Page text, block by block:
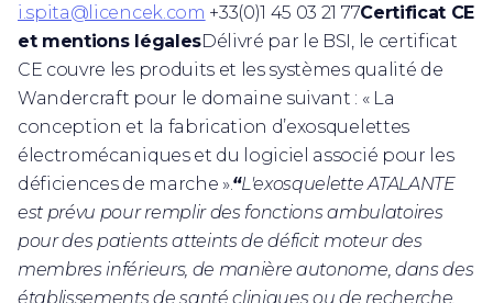
i.spita@licencek.com +33(0)1 45 03 21 77Certificat CE
et mentions légalesDélivré par le BSI, le certificat
CE couvre les produits et les systèmes qualité de
Wandercraft pour le domaine suivant : « La
conception et la fabrication d’exosquelettes
électromécaniques et du logiciel associé pour les
déficiences de marche ».“L'exosquelette ATALANTE
est prévu pour remplir des fonctions ambulatoires
pour des patients atteints de déficit moteur des
membres inférieurs, de manière autonome, dans des
établissements de santé cliniques ou de recherche.